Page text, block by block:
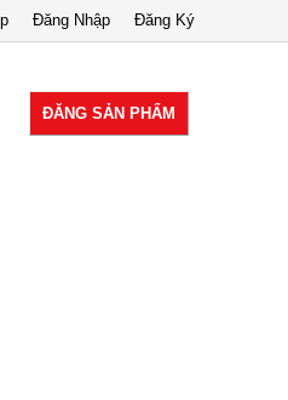
Đăng Ký
Đăng Nhập
ĐĂNG SẢN PHẨM